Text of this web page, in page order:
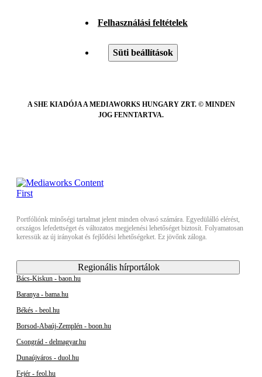
Felhasználási feltételek
Süti beállítások
A SHE KIADÓJA A MEDIAWORKS HUNGARY ZRT. © MINDEN
JOG FENNTARTVA.
Portfóliónk minőségi tartalmat jelent minden olvasó számára. Egyedülálló elérést,
országos lefedettséget és változatos megjelenési lehetőséget biztosít. Folyamatosan
keressük az új irányokat és fejlődési lehetőségeket. Ez jövőnk záloga.
Regionális hírportálok
Bács-Kiskun - baon.hu
Baranya - bama.hu
Békés - beol.hu
Borsod-Abaúj-Zemplén - boon.hu
Csongrád - delmagyar.hu
Dunaújváros - duol.hu
Fejér - feol.hu